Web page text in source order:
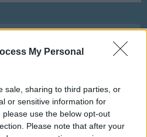
My Personal
sale, sharing to third parties, or
or sensitive information for
use the below opt-out
Please note that after your